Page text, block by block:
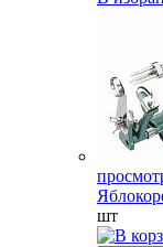
шт